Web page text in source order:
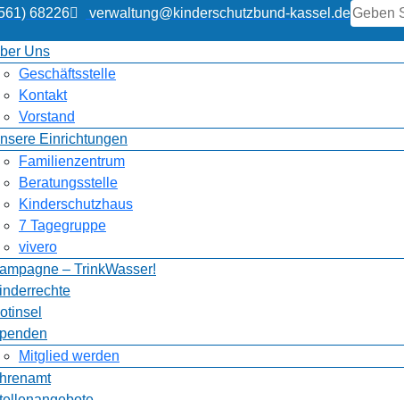
68226 verwaltung@kinderschutzbund-kassel.de
Uns
Geschäftsstelle
Kontakt
Vorstand
Einrichtungen
Familienzentrum
Beratungsstelle
Kinderschutzhaus
7 Tagegruppe
vivero
– TrinkWasser!
Mitglied werden